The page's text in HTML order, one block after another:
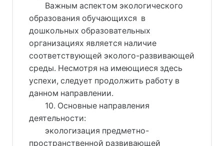
Важным аспектом экологического
образования обучающихся в
дошкольных образовательных
организациях является наличие
соответствующей эколого-развивающей
среды. Несмотря на имеющиеся здесь
успехи, следует продолжить работу в
данном направлении.
10. Основные направления
деятельности:
экологизация предметно-
пространственной развивающей